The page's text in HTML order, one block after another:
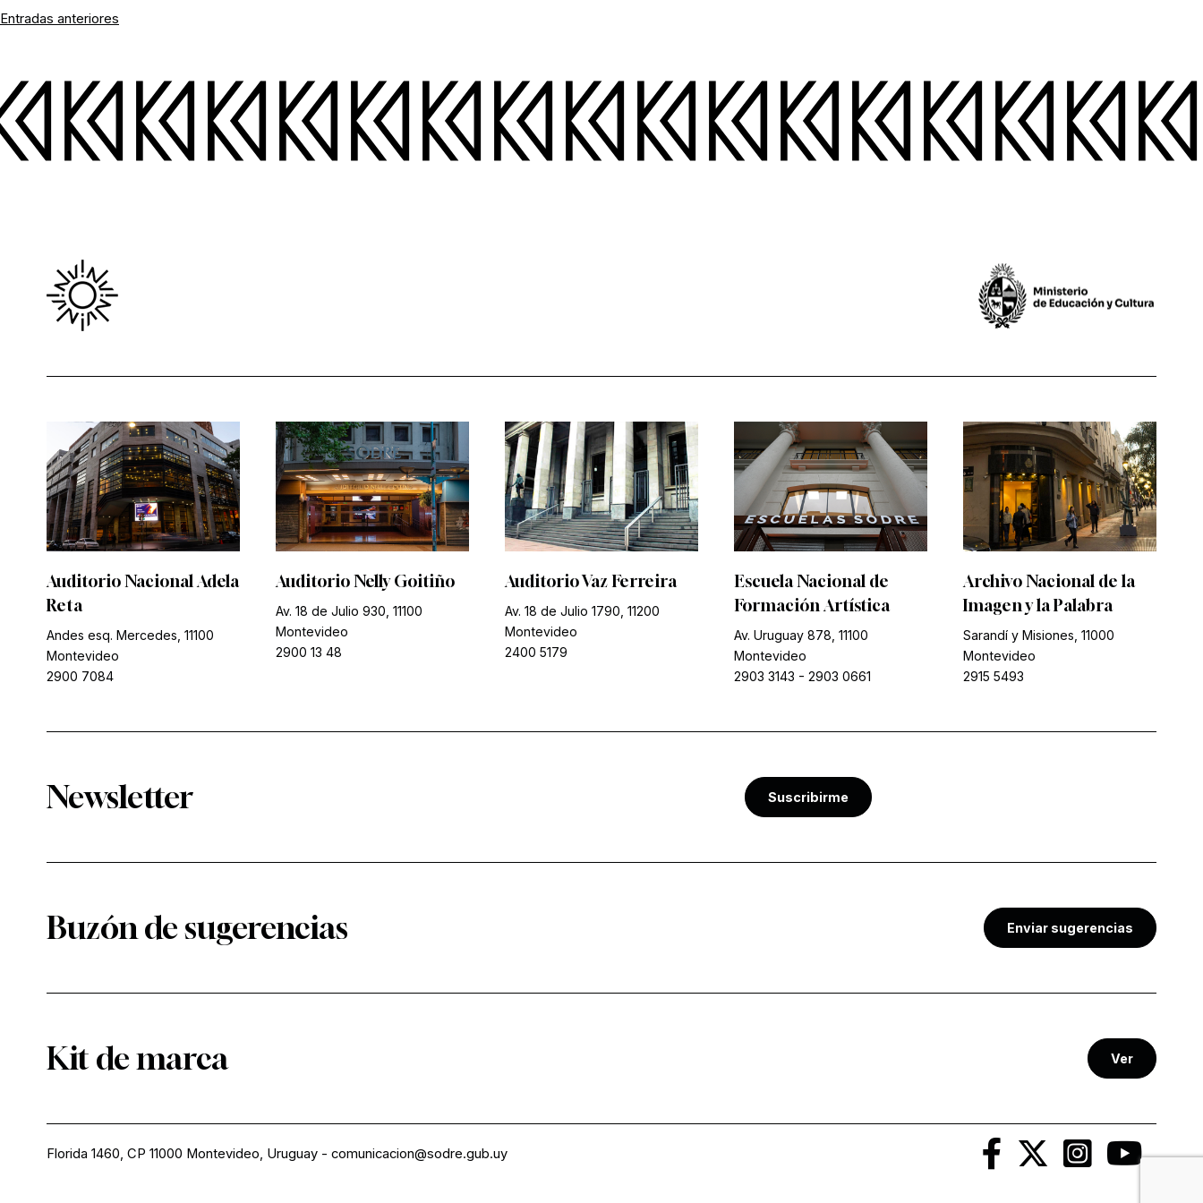
Navegación
de
entradas
Entradas anteriores
Auditorio Nacional Adela
Reta
Andes esq. Mercedes, 11100
Montevideo
2900 7084
Auditorio Nelly Goitiño
Av. 18 de Julio 930, 11100
Montevideo
2900 13 48
Auditorio Vaz Ferreira
Av. 18 de Julio 1790, 11200
Montevideo
2400 5179
Escuela Nacional de
Formación Artística
Av. Uruguay 878, 11100
Montevideo
2903 3143 - 2903 0661
Archivo Nacional de la
Imagen y la Palabra
Sarandí y Misiones, 11000
Montevideo
2915 5493
Newsletter Suscribirme
Buzón de sugerencias Enviar sugerencias
Kit de marca Ver
Florida 1460, CP 11000 Montevideo, Uruguay - comunicacion@sodre.gub.uy